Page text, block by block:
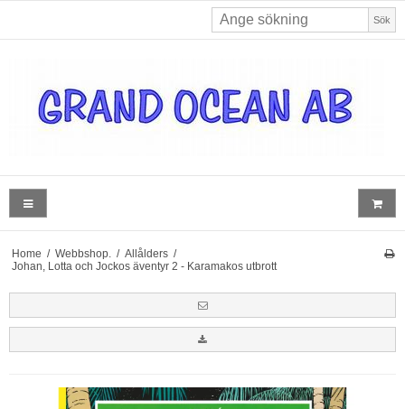
Sök
Home / Webbshop. / Allålders /
Johan, Lotta och Jockos äventyr 2 - Karamakos utbrott